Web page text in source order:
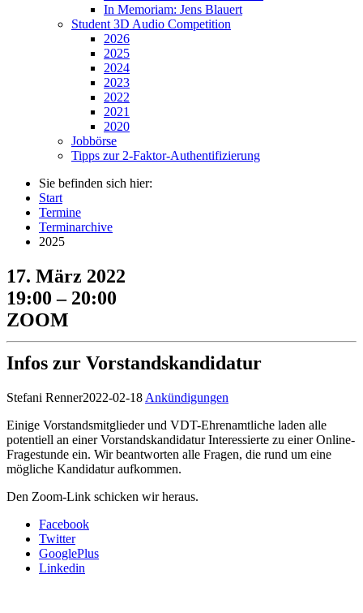
In Memoriam: Jens Blauert
Student 3D Audio Competition
2026
2025
2024
2023
2022
2021
2020
Jobbörse
Tipps zur 2-Faktor-Authentifizierung
Sie befinden sich hier:
Start
Termine
Terminarchive
2025
17. März 2022
19:00 – 20:00
ZOOM
Infos zur Vorstandskandidatur
Stefani Renner2022-02-18 Ankündigungen
Einige Vorstandsmitglieder und VDT-Ehrenamtliche laden alle
potentiell an einer Vorstandskandidatur Interessierte zu einer Online-
Fragestunde ein. Wir beantworten alle Fragen, die rund um eine
mögliche Kandidatur aufkommen.
Den Zoom-Link schicken wirheraus.
Facebook
Twitter
GooglePlus
Linkedin